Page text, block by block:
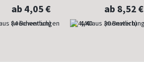
ab 4,05 €
(wöchentlich) 4,40
ab 8,52 €
(monatlich)